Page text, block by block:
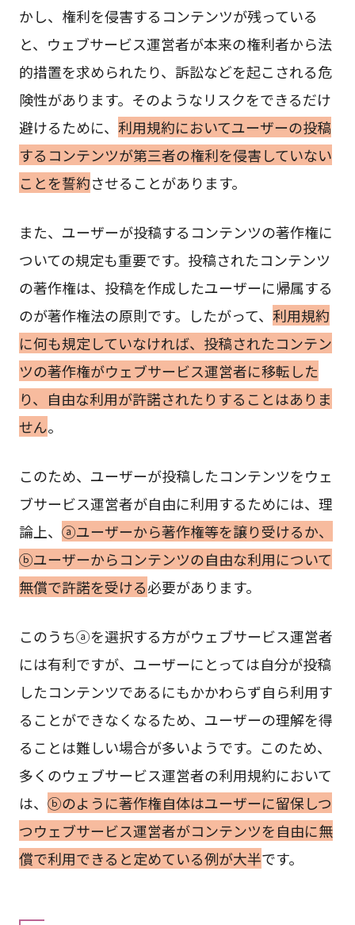
かし、権利を侵害するコンテンツが残っている
と、ウェブサービス運営者が本来の権利者から法
的措置を求められたり、訴訟などを起こされる危
険性があります。そのようなリスクをできるだけ
避けるために、 利用規約においてユーザーの投稿
するコンテンツが第三者の権利を侵害していない
ことを誓約させることがあります。
また、ユーザーが投稿するコンテンツの著作権に
ついての規定も重要です。投稿されたコンテンツ
の著作権は、投稿を作成したユーザーに帰属する
のが著作権法の原則です。したがって、 利用規約
に何も規定していなければ、投稿されたコンテン
ツの著作権がウェブサービス運営者に移転した
り、自由な利用が許諾されたりすることはありま
せん。
このため、ユーザーが投稿したコンテンツをウェ
ブサービス運営者が自由に利用するためには、理
論上、 ⓐユーザーから著作権等を譲り受けるか、
ⓑユーザーからコンテンツの自由な利用について
無償で許諾を受ける必要があります。
このうちⓐを選択する方がウェブサービス運営者
には有利ですが、ユーザーにとっては自分が投稿
したコンテンツであるにもかかわらず自ら利用す
ることができなくなるため、ユーザーの理解を得
ることは難しい場合が多いようです。このため、
多くのウェブサービス運営者の利用規約において
は、 ⓑのように著作権自体はユーザーに留保しつ
つウェブサービス運営者がコンテンツを自由に無
償で利用できると定めている例が大半です。